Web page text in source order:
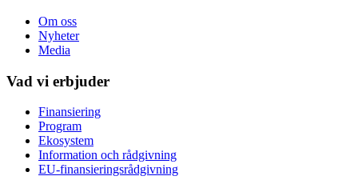
Om oss
Nyheter
Media
Vad vi erbjuder
Finansiering
Program
Ekosystem
Information och rådgivning
EU-finansieringsrådgivning